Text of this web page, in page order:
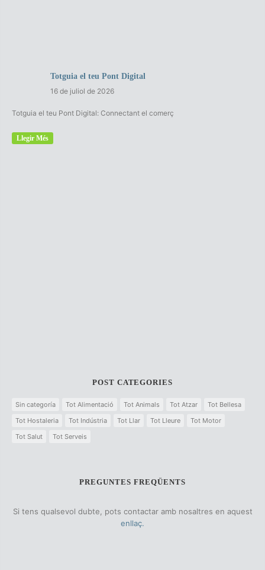
Totguia el teu Pont Digital
16 de juliol de 2026
Totguia el teu Pont Digital: Connectant el comerç
Llegir Més
POST CATEGORIES
Sin categoría Tot Alimentació Tot Animals Tot Atzar
Tot Bellesa
Tot Hostaleria
Tot Indústria Tot Llar Tot Lleure
Tot Motor
Tot Salut
Tot Serveis
PREGUNTES FREQÜENTS
Si tens qualsevol dubte, pots contactar amb nosaltres en aquest
enllaç.